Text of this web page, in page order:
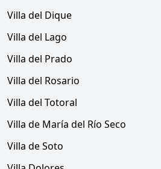
Villa del Dique
Villa del Lago
Villa del Prado
Villa del Rosario
Villa del Totoral
Villa de María del Río Seco
Villa de Soto